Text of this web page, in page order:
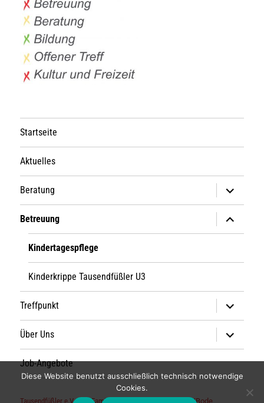
Startseite
Aktuelles
Beratung
anzeigen
Betreuung
anzeigen
Kindertagespflege
Kinderkrippe Tausendfüßler U3
Treffpunkt
anzeigen
Über Uns
anzeigen
Job-Angebote
Tausendfüßler e.V. - der Familienverein Powered by IKBode
Diese Website benutzt ausschließlich technisch notwendige
Cookies.